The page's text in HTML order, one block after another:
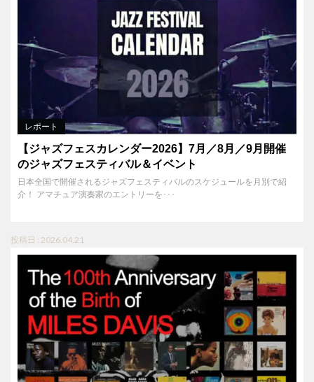
レポート
【ジャズフェスカレンダー2026】7月／8月／9月開催
のジャズフェスティバル＆イベント
日本全国で開催されるジャズフェスティバルのスケジュールを月別で紹
介！ アマチュア演奏家のエントリーを･･･
投稿日 : 2026.04.21